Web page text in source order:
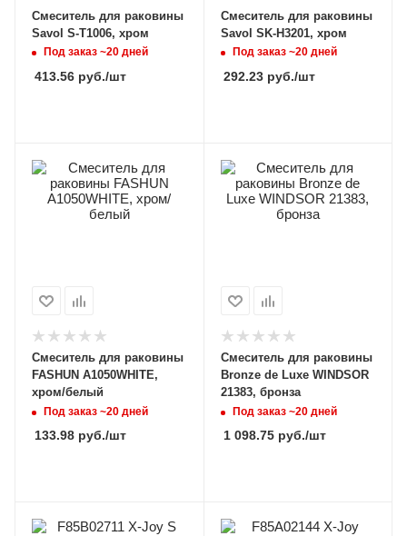
Смеситель для раковины
Savol S-T1006, хром
Под заказ ~20 дней
413.56 руб./шт
Смеситель для раковины
Savol SK-H3201, хром
Под заказ ~20 дней
292.23руб./шт
Смеситель для раковины
FASHUN A1050WHITE,
хром/белый
Под заказ ~20 дней
133.98 руб./шт
Смеситель для раковины
Bronze de Luxe WINDSOR
21383, бронза
Под заказ ~20 дней
1 098.75руб./шт